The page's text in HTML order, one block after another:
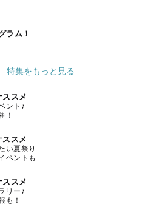
ラム！
特集をもっと見る
ススメ
ント♪
！
ススメ
い夏祭り
ベントも
ススメ
リー♪
も！